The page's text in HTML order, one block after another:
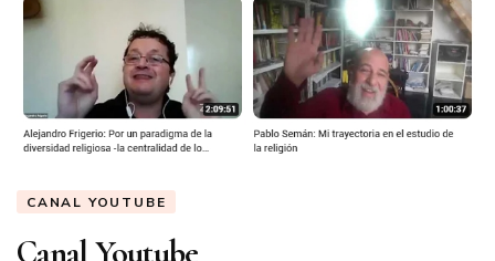
CANAL YOUTUBE
Canal Youtube